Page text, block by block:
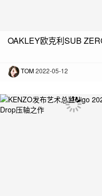
TOM2022-05-12